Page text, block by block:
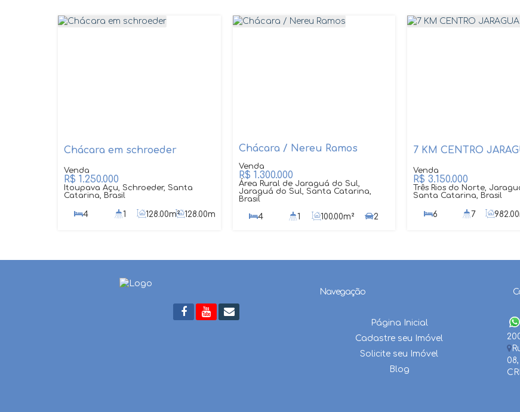
Chácara em schroeder
R$ 1.250.000
Itoupava Açu, Schroeder, Santa
Catarina, Brasil
4 1 128.00m² 128.00m²
Chácara / Nereu Ramos
R$ 1.300.000
Área Rural de Jaraguá do Sul,
Jaraguá do Sul, Santa Catarina,
Brasil
4 1 100.00m²
2
R$ 3.150.000
Três Rios do Norte,
Santa Catarina, Brasil
6 7 982.00
Navegação
Página Inicial
Cadastre seu Imóvel
Solicite seu Imóvel
Blog
08,